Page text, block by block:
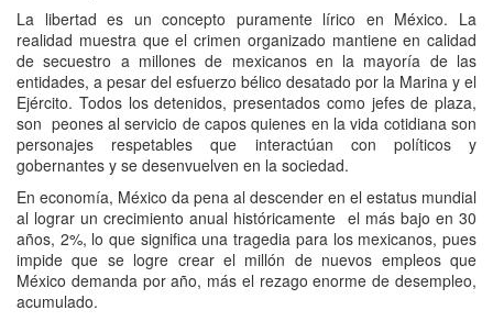
La libertad es un concepto puramente lírico en México. La
realidad muestra que el crimen organizado mantiene en calidad
de secuestro a millones de mexicanos en la mayoría de las
entidades, a pesar del esfuerzo bélico desatado por la Marina y el
Ejército. Todos los detenidos, presentados como jefes de plaza,
son peones al servicio de capos quienes en la vida cotidiana son
personajes respetables que interactúan con políticos y
gobernantes y se desenvuelven en la sociedad.
En economía, México da pena al descender en el estatus mundial
al lograr un crecimiento anual históricamente el más bajo en 30
años, 2%, lo que significa una tragedia para los mexicanos, pues
impide que se logre crear el millón de nuevos empleos que
México demanda por año, más el rezago enorme de desempleo,
acumulado.